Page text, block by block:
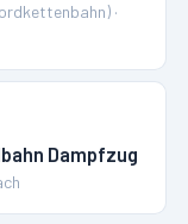
·
Dampfzug